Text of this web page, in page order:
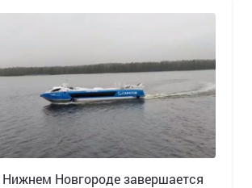
Новгороде завершается